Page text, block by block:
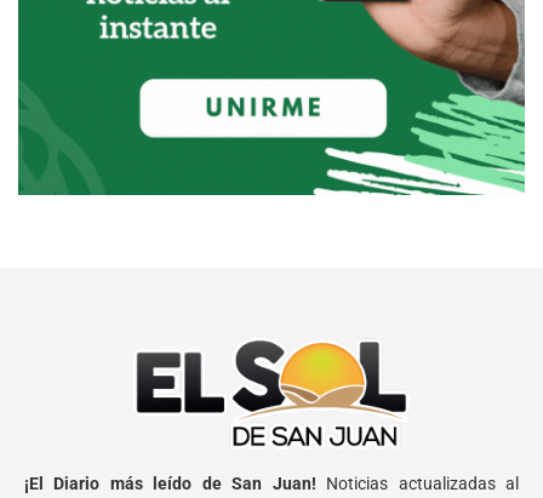
¡El Diario más leído de San Juan! Noticias actualizadas al